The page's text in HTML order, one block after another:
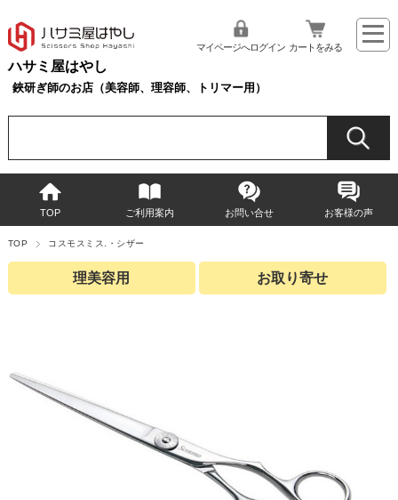
ハサミ屋はやし
鋏研ぎ師のお店（美容師、理容師、トリマー用）
マイページへログイン カートをみる
TOP ご利用案内 お問い合せ お客様の声
TOP コスモスミス.・シザー
理美容用 お取り寄せ